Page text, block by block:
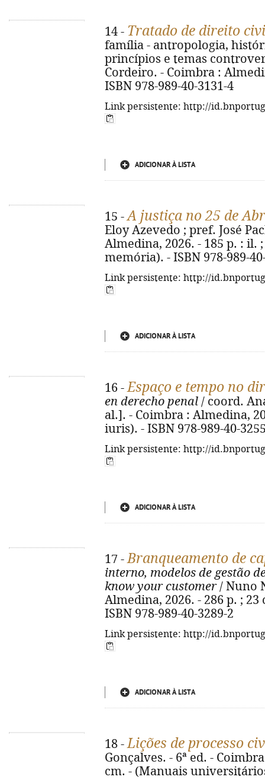
14 - Tratado de direito
família - antropologia,
princípios e temas
Cordeiro. - Coimbra :
ISBN 978-989-40-3131-4
Link persistente: http://
ADICIONAR À LISTA
15 -A justiça no 25 de
Eloy Azevedo ; pref. José
Almedina, 2026. - 185 p. : il.
memória). - ISBN 978-989-
Link persistente: http://
ADICIONAR À LISTA
16 -Espaço e tempo no
en derecho penal / coord.
al.]. - Coimbra : Almedina,
iuris). - ISBN 978-989-40-
Link persistente: http://
ADICIONAR À LISTA
17 -Branqueamento de
interno, modelos de gestão
know your customer/ Nuno
Almedina, 2026. - 286 p. ;
ISBN 978-989-40-3289-2
Link persistente: http://
ADICIONAR À LISTA
18 -Lições de processo
Gonçalves. - 6ª ed. -
cm. - (Manuais